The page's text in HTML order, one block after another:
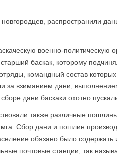
распространили
военно-политическую
баскак, которому
командный состав
за взиманием дани,
дани баскаки охотно
также различные
Сбор дани и пошлин
обязано было
почтовые станции, так